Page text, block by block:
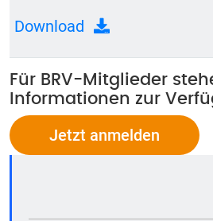
Download
Für BRV-Mitglieder
Informationen zur
Jetzt anmelden